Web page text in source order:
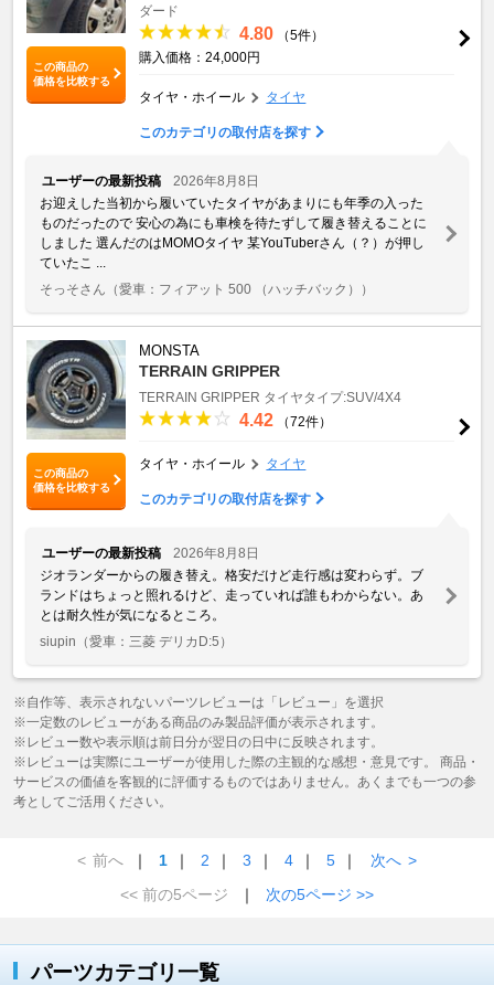
この商品の
価格を比較する
ダード
4.80
（5件）
購入価格：24,000円
タイヤ・ホイール タイヤ
このカテゴリの取付店を探す
ユーザーの最新投稿
2026年8月8日
お迎えした当初から履いていたタイヤがあまりにも年季の入った
ものだったので 安心の為にも車検を待たずして履き替えることに
しました 選んだのはMOMOタイヤ 某YouTuberさん（？）が押し
ていたこ ...
そっそさん （愛車：フィアット 500 （ハッチバック））
この商品の
価格を比較する
MONSTA
TERRAIN GRIPPER
TERRAIN GRIPPER タイヤタイプ:SUV/4X4
4.42 （72件）
タイヤ・ホイール タイヤ
このカテゴリの取付店を探す
ユーザーの最新投稿
2026年8月8日
ジオランダーからの履き替え。格安だけど走行感は変わらず。ブ
ランドはちょっと照れるけど、走っていれば誰もわからない。あ
とは耐久性が気になるところ。
siupin （愛車：三菱 デリカD:5）
※自作等、表示されないパーツレビューは「レビュー」を選択
※一定数のレビューがある商品のみ製品評価が表示されます。
※レビュー数や表示順は前日分が翌日の日中に反映されます。
※レビューは実際にユーザーが使用した際の主観的な感想・意見です。 商品・
サービスの価値を客観的に評価するものではありません。あくまでも一つの参
考としてご活用ください。
< 前へ ｜ 1 ｜ 2 ｜ 3 ｜ 4 ｜ 5 ｜ 次へ >
<< 前の5ページ
｜ 次の5ページ >>
パーツカテゴリ一覧